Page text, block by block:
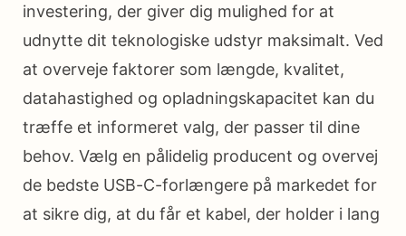
investering, der giver dig mulighed for at
udnytte dit teknologiske udstyr maksimalt. Ved
at overveje faktorer som længde, kvalitet,
datahastighed og opladningskapacitet kan du
træffe et informeret valg, der passer til dine
behov. Vælg en pålidelig producent og overvej
de bedste USB-C-forlængere på markedet for
at sikre dig, at du får et kabel, der holder i lang